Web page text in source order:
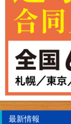
最新情報